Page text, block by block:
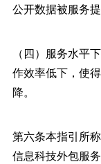
公开数据被服务
（四）服务水平
作效率低下，使
降。
第六条本指引所
信息科技外包服